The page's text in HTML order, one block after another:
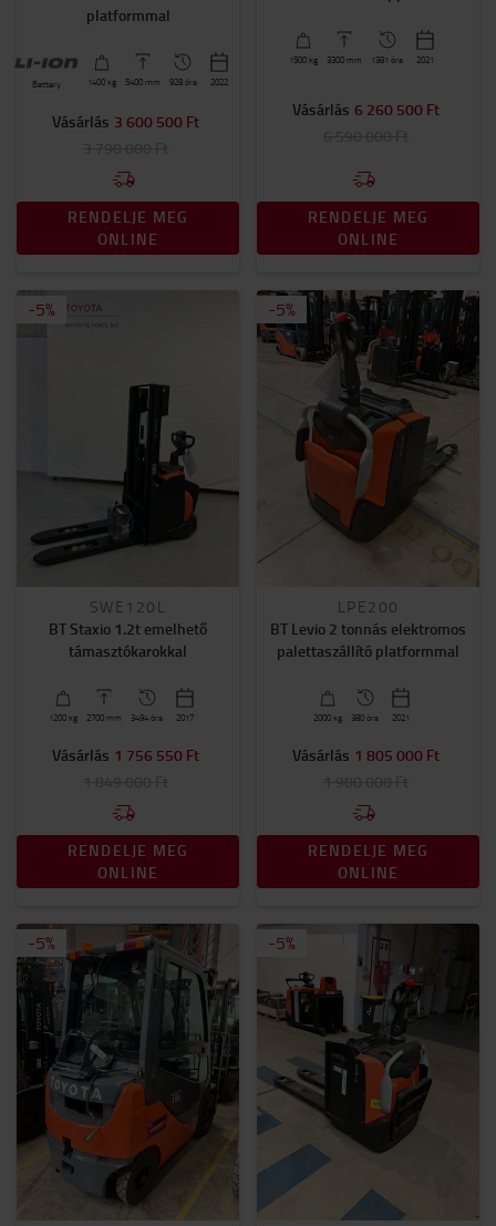
platformmal
Battery 1400 kg 5400 mm 928 óra 2022
Vásárlás 3 600 500 Ft
RENDELJE MEG
ONLINE
1500 kg 3300 mm 1381 óra 2021
Vásárlás 6 260 500 Ft
RENDELJE MEG
ONLINE
-5%
SWE120L
BT Staxio 1.2t emelhető
támasztókarokkal
1200 kg 2700 mm 3494 óra 2017
Vásárlás 1 756 550 Ft
RENDELJE MEG
ONLINE
-5%
LPE200
BT Levio 2 tonnás elektromos
palettaszállító platformmal
2000 kg 380 óra 2021
Vásárlás 1 805 000 Ft
RENDELJE MEG
ONLINE
-5% -5%